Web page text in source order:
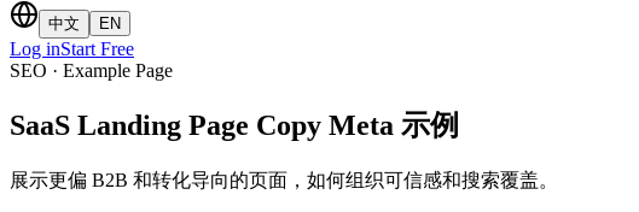
中文 EN
Log inStart Free
SEO · Example Page
SaaS Landing Page Copy Meta 示例
展示更偏 B2B 和转化导向的页面，如何组织可信感和搜索覆盖。